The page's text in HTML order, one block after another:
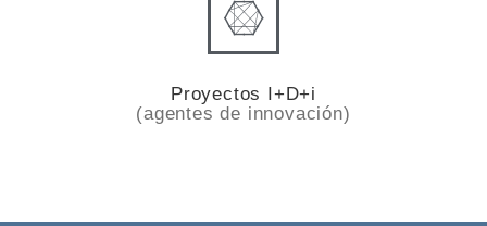
Proyectos I+D+i
(agentes de innovación)